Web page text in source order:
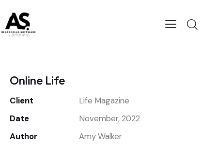
Online Life
Client
Life Magazine
Date
November, 2022
Author
Amy Walker